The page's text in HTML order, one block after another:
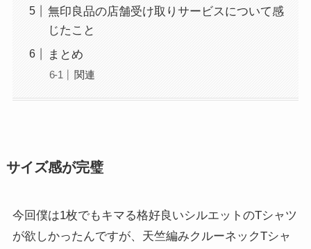
無印良品の店舗受け取りサービスについて感
じたこと
まとめ
関連
サイズ感が完璧
今回僕は1枚でもキマる格好良いシルエットのTシャツ
が欲しかったんですが、天竺編みクルーネックTシャ